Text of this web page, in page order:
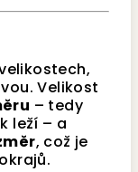
Velikost
– tedy
leží – a
, což je